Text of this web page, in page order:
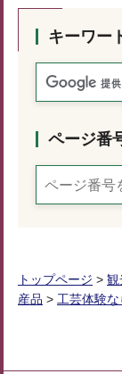
キーワー
ページ番
トップページ > 観
産品 > 工芸体験な